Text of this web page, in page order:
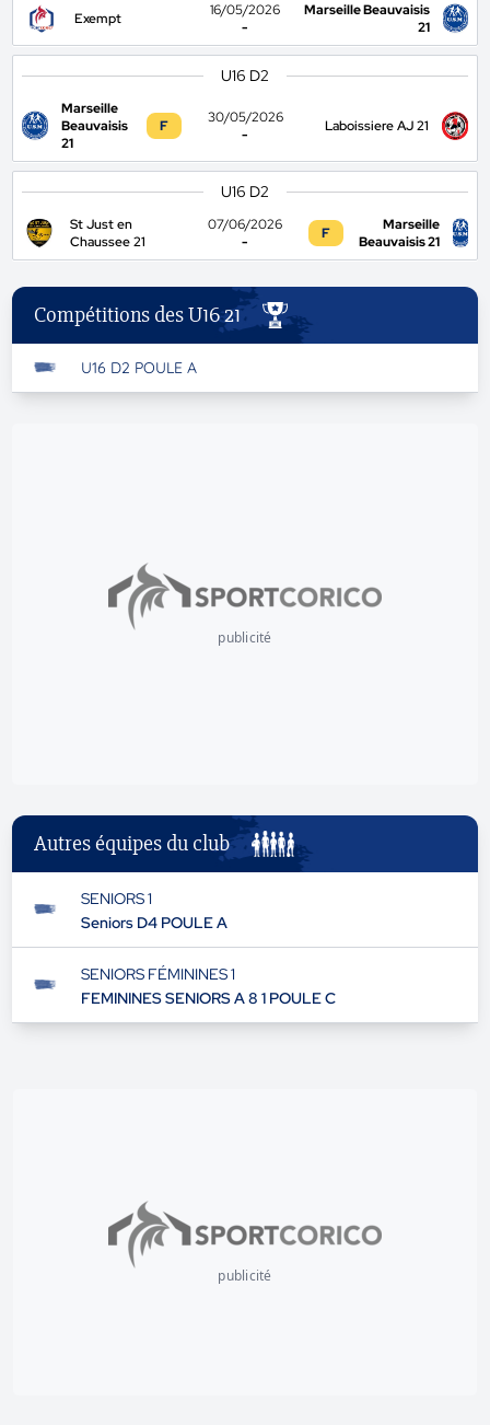
Exempt
16/05/2026
-
Marseille Beauvaisis
21
U16 D2
Marseille
Beauvaisis
21
F
30/05/2026
-
Laboissiere AJ 21
U16 D2
St Just en
Chaussee 21
07/06/2026
-
F
Marseille
Beauvaisis 21
Compétitions des U16 21
U16 D2 POULE A
publicité
Autres équipes du club
SENIORS 1
Seniors D4 POULE A
SENIORS FÉMININES 1
FEMININES SENIORS A 8 1 POULE C
publicité